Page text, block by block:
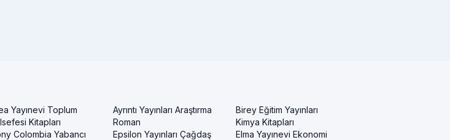
Yayınevi Toplum
Kitapları
Colombia Yabancı
Ayrıntı Yayınları Araştırma
Roman
Epsilon Yayınları Çağdaş
Birey Eğitim Yayınları
Kimya Kitapları
Elma Yayınevi Ekonomi